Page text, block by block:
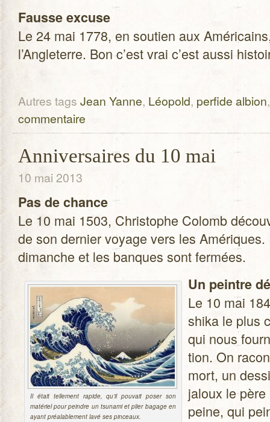
Fausse excuse
Le 24 mai 1778, en sou­tien aux
l’Angleterre. Bon c’est vrai c’est aussi
Autres tags Jean Yanne, Léopold, perfide albion
commentaire
Anniversaires du 10 mai
10 mai 2013
Pas de chance
Le 10 mai 1503, Chris­tophe Colomb
de son der­nier voyage vers les
dimanche et les banques sont fermées.
Il était tel­le­ment rapide, qu’il pou­vait poser son
maté­riel pour peindre un tsu­nami et plier bagage en
ayant préa­la­ble­ment lavé ses pinceaux.
Un peintre
Le 10 mai
shika le plus
qui nous
tion. On
mort, un
jaloux le
peine, qui